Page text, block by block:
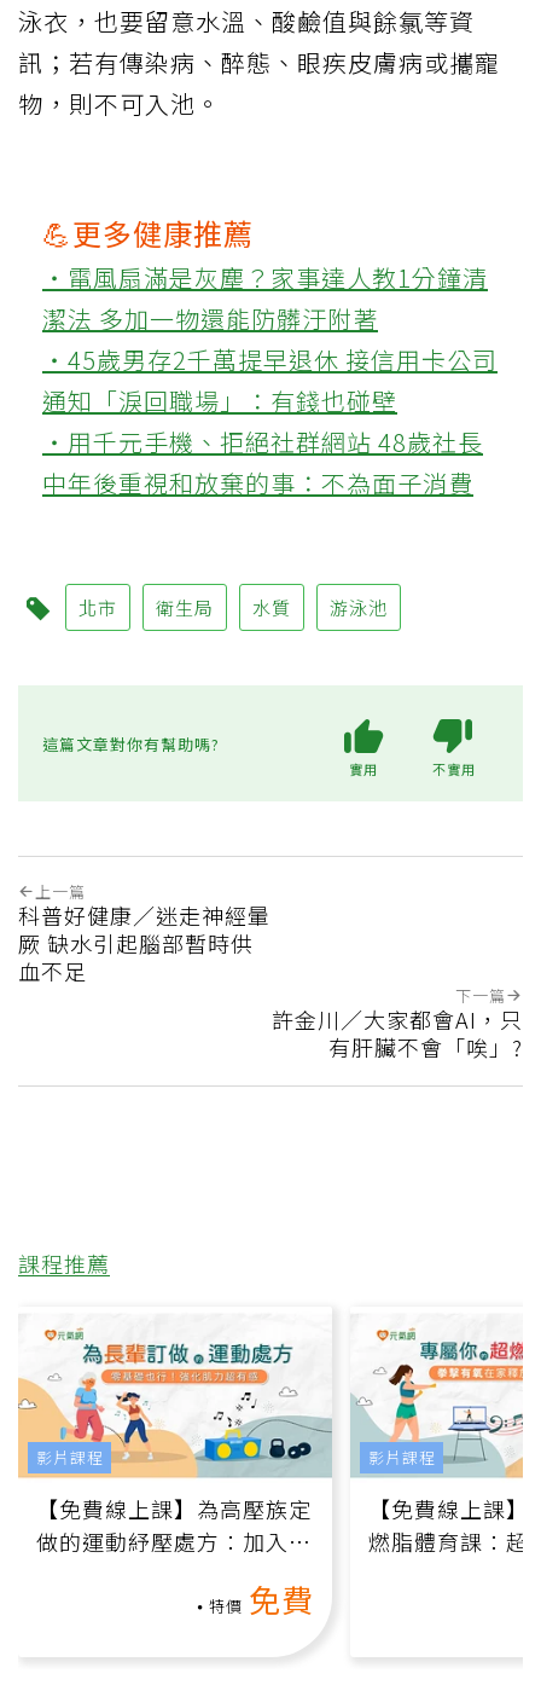
泳衣，也要留意水溫、酸鹼值與餘氯等資
訊；若有傳染病、醉態、眼疾皮膚病或攜寵
物，則不可入池。
💪更多健康推薦
‧電風扇滿是灰塵？家事達人教1分鐘清
潔法 多加一物還能防髒汙附著
‧45歲男存2千萬提早退休 接信用卡公司
通知「淚回職場」：有錢也碰壁
‧用千元手機、拒絕社群網站 48歲社長
中年後重視和放棄的事：不為面子消費
北市 衛生局 水質 游泳池
這篇文章對你有幫助嗎?
實用 不實用
上一篇
科普好健康／迷走神經暈
厥 缺水引起腦部暫時供
血不足
下一篇
許金川／大家都會AI，只
有肝臟不會「唉」?
課程推薦
【免費線上課】為高壓族定
做的運動紓壓處方：加入行
特價 免費
影片課程
【免費線上課
燃脂體育課：超
影片課程